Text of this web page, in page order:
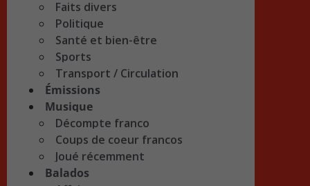
Faits divers
Politique
Santé et bien-être
Sports
Transport / Circulation
Émissions
Musique
Décompte franco
Coups de coeur francos
Joué récemment
Balados